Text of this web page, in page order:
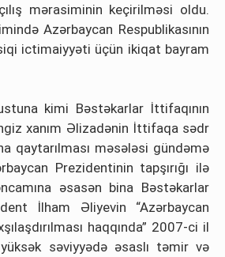
mərasiminin keçirilməsi oldu.
Azərbaycan Respublikasının
ictimaiyyəti üçün ikiqat bayram
kimi Bəstəkarlar İttifaqının
xanım Əlizadənin İttifaqa sədr
qaytarılması məsələsi gündəmə
Prezidentinin tapşırığı ilə
əsasən bina Bəstəkarlar
İlham Əliyevin “Azərbaycan
haqqında” 2007-ci il
səviyyədə əsaslı təmir və